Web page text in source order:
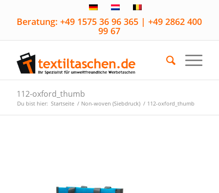
Beratung: +49 1575 36 96 365 | +49 2862 400
99 67
112-oxford_thumb
Du bist hier: Startseite / Non-woven (Siebdruck) / 112-oxford_thumb